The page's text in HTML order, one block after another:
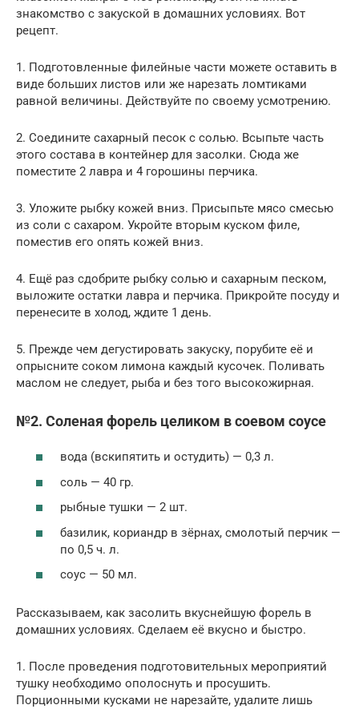
знакомство с закуской в домашних условиях. Вот
рецепт.
1. Подготовленные филейные части можете оставить в
виде больших листов или же нарезать ломтиками
равной величины. Действуйте по своему усмотрению.
2. Соедините сахарный песок с солью. Всыпьте часть
этого состава в контейнер для засолки. Сюда же
поместите 2 лавра и 4 горошины перчика.
3. Уложите рыбку кожей вниз. Присыпьте мясо смесью
из соли с сахаром. Укройте вторым куском филе,
поместив его опять кожей вниз.
4. Ещё раз сдобрите рыбку солью и сахарным песком,
выложите остатки лавра и перчика. Прикройте посуду и
перенесите в холод, ждите 1 день.
5. Прежде чем дегустировать закуску, порубите её и
опрысните соком лимона каждый кусочек. Поливать
маслом не следует, рыба и без того высокожирная.
№2. Соленая форель целиком в соевом соусе
вода (вскипятить и остудить) — 0,3 л.
соль — 40 гр.
рыбные тушки — 2 шт.
базилик, кориандр в зёрнах, смолотый перчик —
по 0,5 ч. л.
соус — 50 мл.
Рассказываем, как засолить вкуснейшую форель в
домашних условиях. Сделаем её вкусно и быстро.
1. После проведения подготовительных мероприятий
тушку необходимо ополоснуть и просушить.
Порционными кусками не нарезайте, удалите лишь